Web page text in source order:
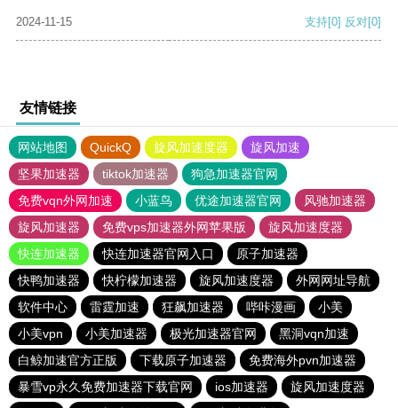
2024-11-15 支持[0] 反对[0]
友情链接
网站地图 QuickQ 旋风加速度器
旋风加速
坚果加速器
tiktok加速器
狗急加速器官网
免费vqn外网加速
小蓝鸟 优途加速器官网
风驰加速器
旋风加速器
免费vps加速器外网苹果版
旋风加速度器
快连加速器
快连加速器官网入口
原子加速器
快鸭加速器
快柠檬加速器 旋风加速度器
外网网址导航
软件中心
雷霆加速 狂飙加速器 哔咔漫画
小美
小美vpn
小美加速器 极光加速器官网
黑洞vqn加速
白鲸加速官方正版
下载原子加速器
免费海外pvn加速器
暴雪vp永久免费加速器下载官网
ios加速器
旋风加速度器